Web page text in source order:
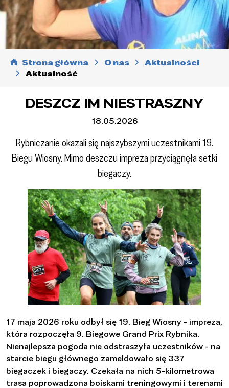
Strona główna O nas
Aktualności
Aktualność
DESZCZ IM NIESTRASZNY
18.05.2026
Rybniczanie okazali się najszybszymi uczestnikami 19.
Biegu Wiosny. Mimo deszczu impreza przyciągnęła setki
biegaczy.
17 maja 2026 roku odbył się 19. Bieg Wiosny - impreza,
która rozpoczęła 9. Biegowe Grand Prix Rybnika.
Nienajlepsza pogoda nie odstraszyła uczestników - na
starcie biegu głównego zameldowało się 337
biegaczek i biegaczy. Czekała na nich 5-kilometrowa
trasa poprowadzona boiskami treningowymi i terenami